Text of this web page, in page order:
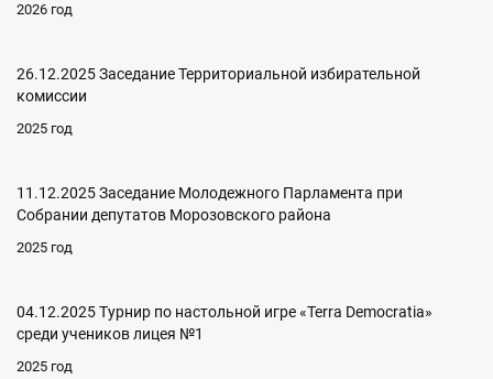
2026 год
26.12.2025 Заседание Территориальной избирательной
комиссии
2025 год
11.12.2025 Заседание Молодежного Парламента при
Собрании депутатов Морозовского района
2025 год
04.12.2025 Турнир по настольной игре «Terra Democratia»
среди учеников лицея №1
2025 год